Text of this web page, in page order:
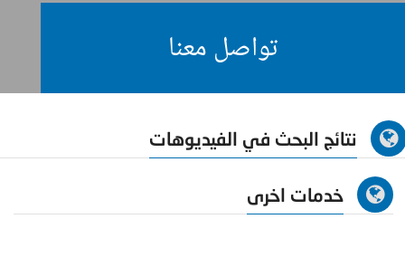
تواصل معنا
نتائج البحث في الفيديوهات
خدمات اخرى